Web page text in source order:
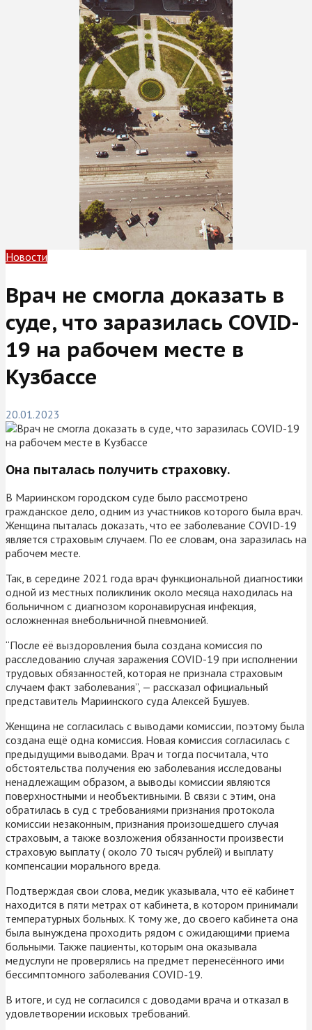
Новости
Врач не смогла доказать в
суде, что заразилась COVID-
19 на рабочем месте в
Кузбассе
20.01.2023
Она пыталась получить страховку.
В Мариинском городском суде было рассмотрено
гражданское дело, одним из участников которого была врач.
Женщина пыталась доказать, что ее заболевание COVID-19
является страховым случаем. По ее словам, она заразилась на
рабочем месте.
Так, в середине 2021 года врач функциональной диагностики
одной из местных поликлиник около месяца находилась на
больничном с диагнозом коронавирусная инфекция,
осложненная внебольничной пневмонией.
“После её выздоровления была создана комиссия по
расследованию случая заражения COVID-19 при исполнении
трудовых обязанностей, которая не признала страховым
случаем факт заболевания”, — рассказал официальный
представитель Мариинского суда Алексей Бушуев.
Женщина не согласилась с выводами комиссии, поэтому была
создана ещё одна комиссия. Новая комиссия согласилась с
предыдущими выводами. Врач и тогда посчитала, что
обстоятельства получения ею заболевания исследованы
ненадлежащим образом, а выводы комиссии являются
поверхностными и необъективными. В связи с этим, она
обратилась в суд с требованиями признания протокола
комиссии незаконным, признания произошедшего случая
страховым, а также возложения обязанности произвести
страховую выплату ( около 70 тысяч рублей) и выплату
компенсации морального вреда.
Подтверждая свои слова, медик указывала, что её кабинет
находится в пяти метрах от кабинета, в котором принимали
температурных больных. К тому же, до своего кабинета она
была вынуждена проходить рядом с ожидающими приема
больными. Также пациенты, которым она оказывала
медуслуги не проверялись на предмет перенесённого ими
бессимптомного заболевания COVID-19.
В итоге, и суд не согласился с доводами врача и отказал в
удовлетворении исковых требований.